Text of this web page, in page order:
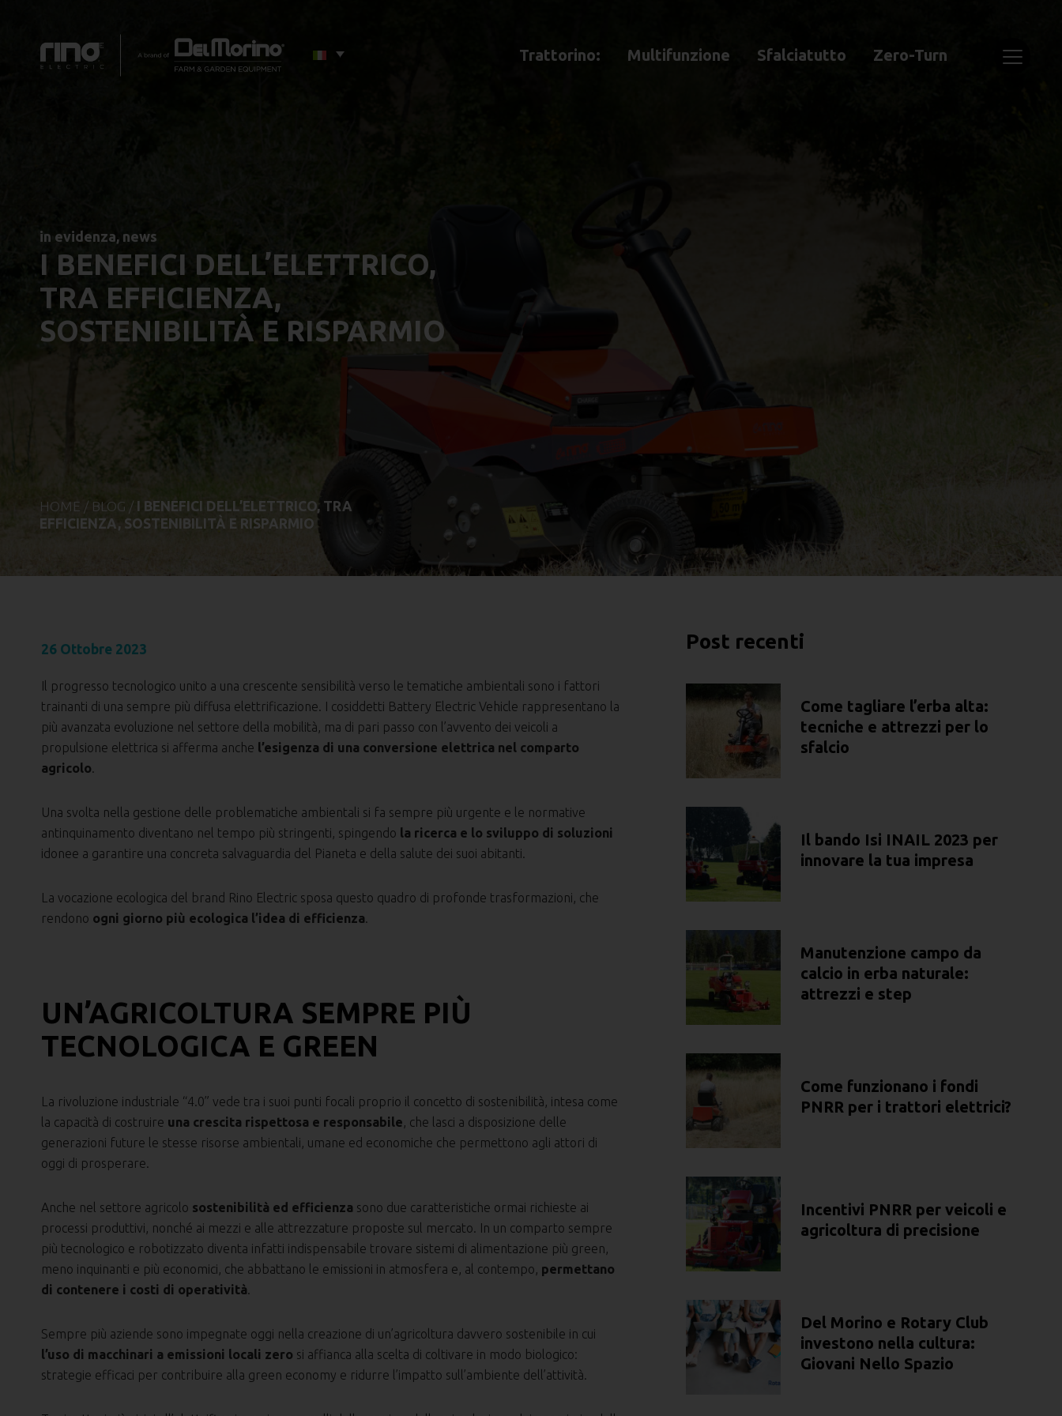
Trattorino: Multifunzione Sfalciatutto Zero-Turn
in evidenza, news
I BENEFICI DELL’ELETTRICO,
TRA EFFICIENZA,
SOSTENIBILITÀ E RISPARMIO
HOME / BLOG / I BENEFICI DELL’ELETTRICO, TRA
EFFICIENZA, SOSTENIBILITÀ E RISPARMIO
26 Ottobre 2023
Il progresso tecnologico unito a una crescente sensibilità verso le tematiche ambientali sono i fattori
trainanti di una sempre più diffusa elettrificazione. I cosiddetti Battery Electric Vehicle rappresentano la
più avanzata evoluzione nel settore della mobilità, ma di pari passo con l’avvento dei veicoli a
propulsione elettrica si afferma anche l’esigenza di una conversione elettrica nel comparto
agricolo.
Una svolta nella gestione delle problematiche ambientali si fa sempre più urgente e le normative
antinquinamento diventano nel tempo più stringenti, spingendo la ricerca e lo sviluppo di soluzioni
idonee a garantire una concreta salvaguardia del Pianeta e della salute dei suoi abitanti.
La vocazione ecologica del brand Rino Electric sposa questo quadro di profonde trasformazioni, che
rendono ogni giorno più ecologica l’idea di efficienza.
UN’AGRICOLTURA SEMPRE PIÙ
TECNOLOGICA E GREEN
La rivoluzione industriale “4.0” vede tra i suoi punti focali proprio il concetto di sostenibilità, intesa come
la capacità di costruire una crescita rispettosa e responsabile, che lasci a disposizione delle
generazioni future le stesse risorse ambientali, umane ed economiche che permettono agli attori di
oggi di prosperare.
Anche nel settore agricolo sostenibilità ed efficienza sono due caratteristiche ormai richieste ai
processi produttivi, nonché ai mezzi e alle attrezzature proposte sul mercato. In un comparto sempre
più tecnologico e robotizzato diventa infatti indispensabile trovare sistemi di alimentazione più green,
meno inquinanti e più economici, che abbattano le emissioni in atmosfera e, al contempo, permettano
di contenere i costi di operatività.
Sempre più aziende sono impegnate oggi nella creazione di un’agricoltura davvero sostenibile in cui
l’uso di macchinari a emissioni locali zero si affianca alla scelta di coltivare in modo biologico:
strategie efficaci per contribuire alla green economy e ridurre l’impatto sull’ambiente dell’attività.
Post recenti
Come tagliare l’erba alta:
tecniche e attrezzi per lo
sfalcio
Il bando Isi INAIL 2023 per
innovare la tua impresa
Manutenzione campo da
calcio in erba naturale:
attrezzi e step
Come funzionano i fondi
PNRR per i trattori elettrici?
Incentivi PNRR per veicoli e
agricoltura di precisione
Del Morino e Rotary Club
investono nella cultura:
Giovani Nello Spazio